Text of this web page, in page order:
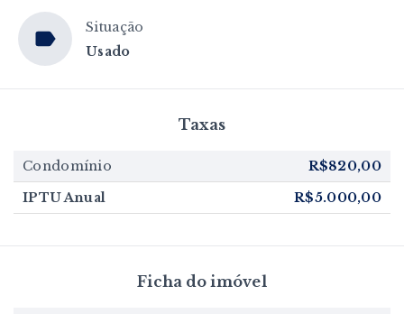
Situação
Usado
Taxas
Condomínio
R$820,00
IPTU Anual
R$5.000,00
Ficha do imóvel